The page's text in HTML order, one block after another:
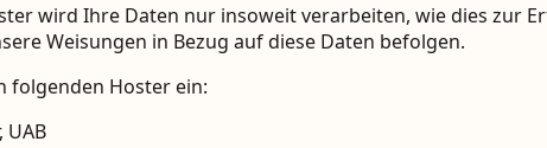
wird Ihre Daten nur insoweit verarbeiten, wie dies zur
Weisungen in Bezug auf diese Daten befolgen.
folgenden Hoster ein:
UAB